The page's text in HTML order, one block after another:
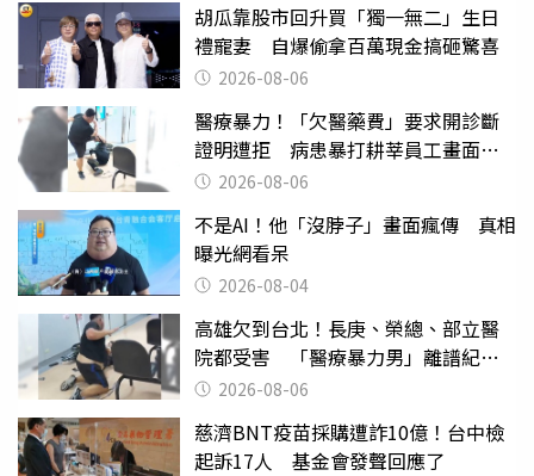
胡瓜靠股市回升買「獨一無二」生日
禮寵妻 自爆偷拿百萬現金搞砸驚喜
2026-08-06
醫療暴力！「欠醫藥費」要求開診斷
證明遭拒 病患暴打耕莘員工畫面曝
光 2026-08-06
不是AI！他「沒脖子」畫面瘋傳 真相
曝光網看呆
2026-08-04
高雄欠到台北！長庚、榮總、部立醫
院都受害 「醫療暴力男」離譜紀錄
曝光2026-08-06
慈濟BNT疫苗採購遭詐10億！台中檢
起訴17人 基金會發聲回應了